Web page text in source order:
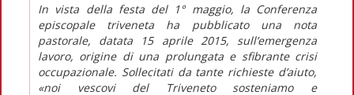
In vista della festa del 1° maggio, la Conferenza
episcopale triveneta ha pubblicato una nota
pastorale, datata 15 aprile 2015, sull’emergenza
lavoro, origine di una prolungata e sfibrante crisi
occupazionale. Sollecitati da tante richieste d’aiuto,
«noi vescovi del Triveneto sosteniamo e